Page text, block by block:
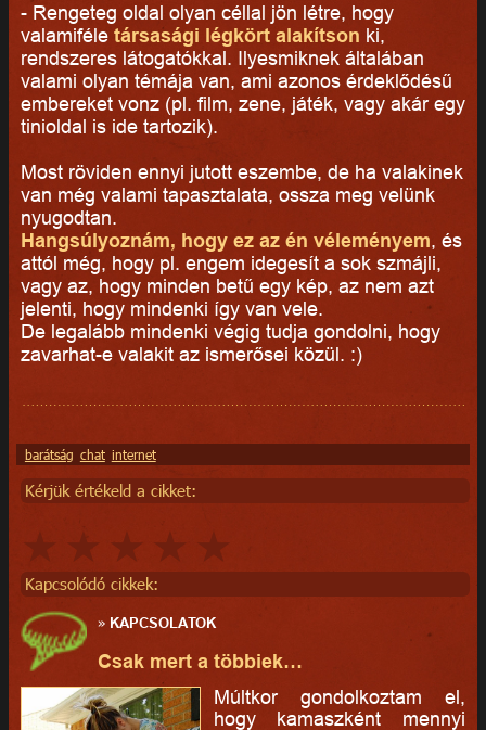
- Rengeteg oldal olyan céllal jön létre, hogy
valamiféletársasági légkört alakítson ki,
rendszeres látogatókkal. Ilyesmiknek általában
valami olyan témája van, ami azonos érdeklődésű
embereket vonz (pl. film, zene, játék, vagy akár egy
tinioldal is ide tartozik).
Most röviden ennyi jutott eszembe, de ha valakinek
van még valami tapasztalata, ossza meg velünk
nyugodtan.
Hangsúlyoznám, hogy ez az én véleményem, és
attól még, hogy pl. engem idegesít a sok szmájli,
vagy az, hogy minden betű egy kép, az nem azt
jelenti, hogy mindenki így van vele.
De legalább mindenki végig tudja gondolni, hogy
zavarhat-e valakit az ismerősei közül. :)
barátság chat internet
Kérjük értékeld a cikket:
Kapcsolódó cikkek:
» KAPCSOLATOK
Csak mert a többiek…
Múltkor gondolkoztam el,
hogy kamaszként mennyi